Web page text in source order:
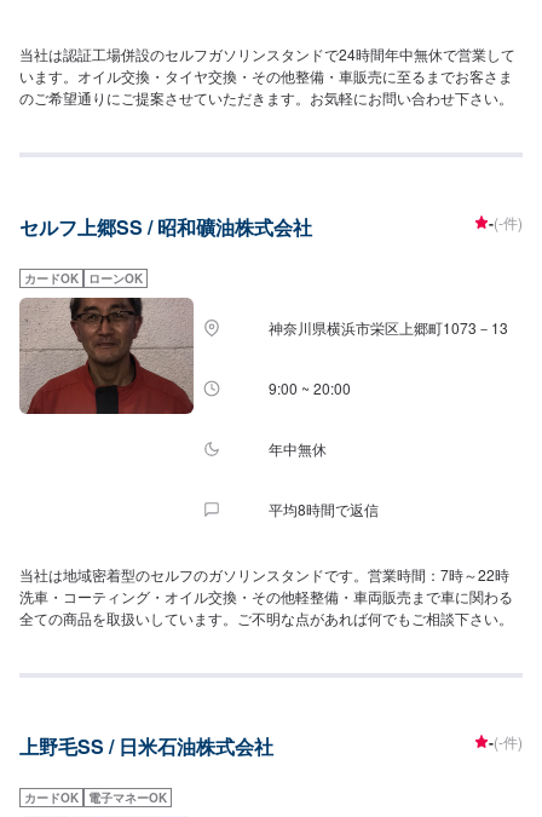
当社は認証工場併設のセルフガソリンスタンドで24時間年中無休で営業して
います。オイル交換・タイヤ交換・その他整備・車販売に至るまでお客さま
のご希望通りにご提案させていただきます。お気軽にお問い合わせ下さい。
セルフ上郷SS / 昭和礦油株式会社 -(-件)
カードOK ローンOK
神奈川県横浜市栄区上郷町1073－13
9:00 ~ 20:00
年中無休
平均8時間で返信
当社は地域密着型のセルフのガソリンスタンドです。営業時間：7時～22時
洗車・コーティング・オイル交換・その他軽整備・車両販売まで車に関わる
全ての商品を取扱いしています。ご不明な点があれば何でもご相談下さい。
上野毛SS / 日米石油株式会社 -(-件)
カードOK 電子マネーOK